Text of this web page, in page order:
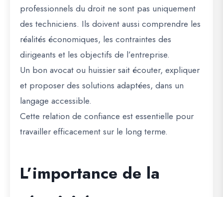
professionnels du droit ne sont pas uniquement
des techniciens. Ils doivent aussi comprendre les
réalités économiques, les contraintes des
dirigeants et les objectifs de l’entreprise.
Un bon avocat ou huissier sait écouter, expliquer
et proposer des solutions adaptées, dans un
langage accessible.
Cette relation de confiance est essentielle pour
travailler efficacement sur le long terme.
L’importance de la